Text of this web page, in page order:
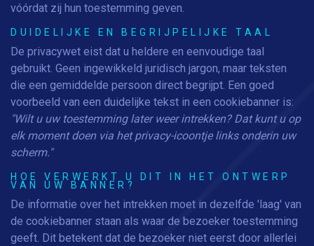
vóórdat zij hun toestemming geven.
DUIDELIJKE EN BEGRIJPELIJKE TAAL
De privacywet eist dat u heldere en eenvoudige taal
gebruikt. Geen ingewikkeld juridisch jargon, maar teksten
die een gemiddelde persoon direct begrijpt. Een goed
voorbeeld van een duidelijke tekst in een cookiebanner is:
"Wilt u uw toestemming later weer intrekken? Dat kunt u op
elk moment doen via het privacy-icoontje links onderin uw
scherm."
HOE VERWERKT U DIT IN HET ONTWERP
VAN UW BANNER?
De informatie over het intrekken moet in dezelfde 'laag' van
de cookiebanner staan als waar de bezoeker toestemming
geeft. Dit betekent dat de bezoeker niet eerst door allerlei